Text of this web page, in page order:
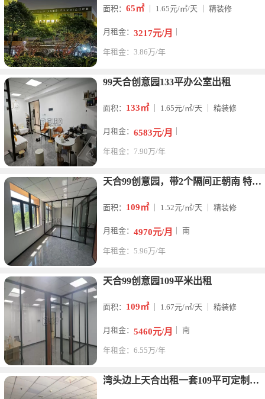
面积： 65㎡｜ 1.65元/㎡/天 ｜ 精装修
月租金： 3217元/月
年租金：3.86万/年
99天合创意园133平办公室出租
面积： 133㎡｜ 1.65元/㎡/天 ｜ 精装修
月租金： 6583元/月
年租金：7.90万/年
天合99创意园，带2个隔间正朝南 特价5000
面积： 109㎡｜ 1.52元/㎡/天 ｜ 精装修
月租金： 4970元/月 ｜ 南
年租金：5.96万/年
天合99创意园109平米出租
面积： 109㎡｜ 1.67元/㎡/天 ｜ 精装修
月租金： 5460元/月 ｜ 南
年租金：6.55万/年
湾头边上天合出租一套109平可定制隔间 朝南